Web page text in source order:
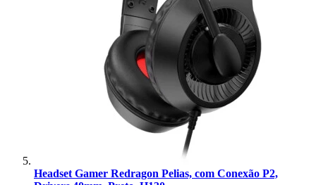
Headset Gamer Redragon Pelias, com Conexão P2,